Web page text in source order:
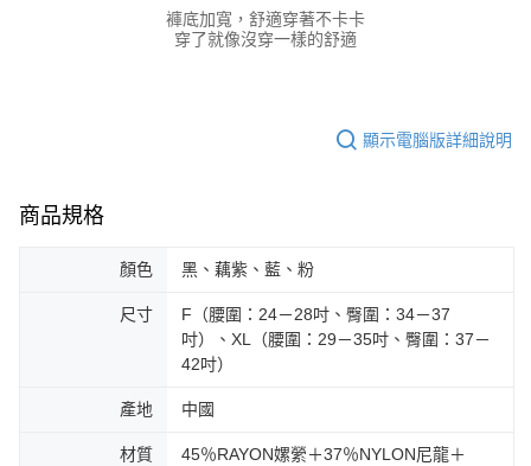
請求用戶進行身份認證。
５．嚴禁一人註冊多個帳號或使用他人資訊註冊。若發現惡意使用之情形，
褲底加寬，舒適穿著不卡卡
穿了就像沒穿一樣的舒適
顯示電腦版詳細說明
商品規格
顏色 黑、藕紫、藍、粉
尺寸
F（腰圍：24－28吋、臀圍：34－37
吋）、XL（腰圍：29－35吋、臀圍：37－
42吋）
產地 中國
材質
45％RAYON嫘縈＋37％NYLON尼龍＋